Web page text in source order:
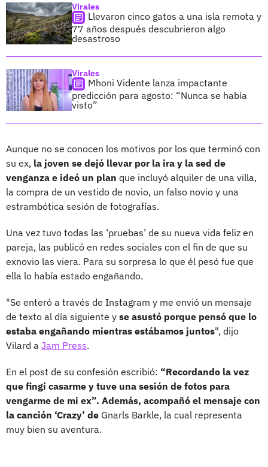
Virales
Llevaron cinco gatos a una isla remota y
77 años después descubrieron algo
desastroso
Virales
Mhoni Vidente lanza impactante
predicción para agosto: “Nunca se había
visto”
Aunque no se conocen los motivos por los que terminó con
su ex, la joven se dejó llevar por la ira y la sed de
venganza e ideó un plan que incluyó alquiler de una villa,
la compra de un vestido de novio, un falso novio y una
estrambótica sesión de fotografías.
Una vez tuvo todas las ‘pruebas’ de su nueva vida feliz en
pareja, las publicó en redes sociales con el fin de que su
exnovio las viera. Para su sorpresa lo que él pesó fue que
ella lo había estado engañando.
"Se enteró a través de Instagram y me envió un mensaje
de texto al día siguiente y se asustó porque pensó que lo
estaba engañando mientras estábamos juntos", dijo
Vilard a Jam Press.
En el post de su confesión escribió: “Recordando la vez
que fingí casarme y tuve una sesión de fotos para
vengarme de mi ex”. Además, acompañó el mensaje con
la canción ‘Crazy’ de Gnarls Barkle, la cual representa
muy bien su aventura.